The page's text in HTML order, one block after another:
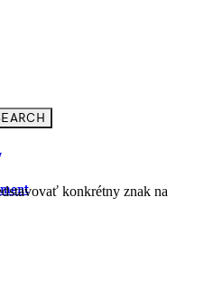
konkrétny znak na